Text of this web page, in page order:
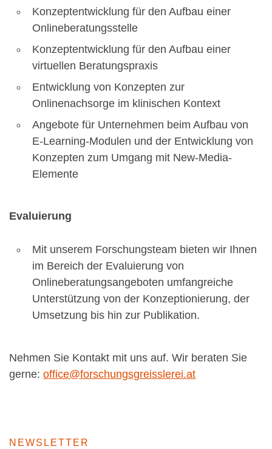
Konzeptentwicklung für den Aufbau einer
Onlineberatungsstelle
Konzeptentwicklung für den Aufbau einer
virtuellen Beratungspraxis
Entwicklung von Konzepten zur
Onlinenachsorge im klinischen Kontext
Angebote für Unternehmen beim Aufbau von
E-Learning-Modulen und der Entwicklung von
Konzepten zum Umgang mit New-Media-
Elemente
Evaluierung
Mit unserem Forschungsteam bieten wir Ihnen
im Bereich der Evaluierung von
Onlineberatungsangeboten umfangreiche
Unterstützung von der Konzeptionierung, der
Umsetzung bis hin zur Publikation.
Nehmen Sie Kontakt mit uns auf. Wir beraten Sie
gerne: office@forschungsgreisslerei.at
NEWSLETTER